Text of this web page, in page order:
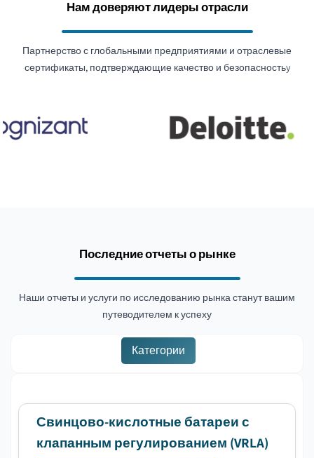
Нам доверяют лидеры отрасли
Партнерство с глобальными предприятиями и отраслевые
сертификаты, подтверждающие качество и безопасностьy
Последние отчеты о рынке
Наши отчеты и услуги по исследованию рынка станут вашим
путеводителем к успеху
Категории
Свинцово-кислотные батареи с
клапанным регулированием (VRLA)